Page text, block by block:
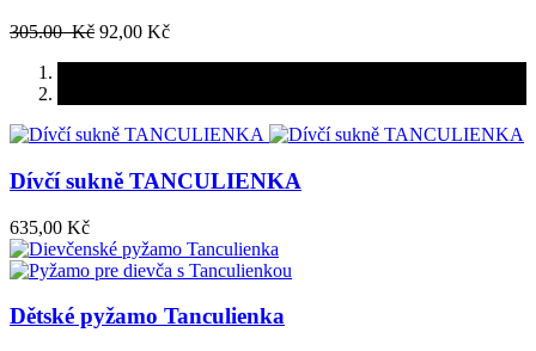
305.00 Kč 92,00 Kč
Dívčí sukně TANCULIENKA
635,00 Kč
Dětské pyžamo Tanculienka